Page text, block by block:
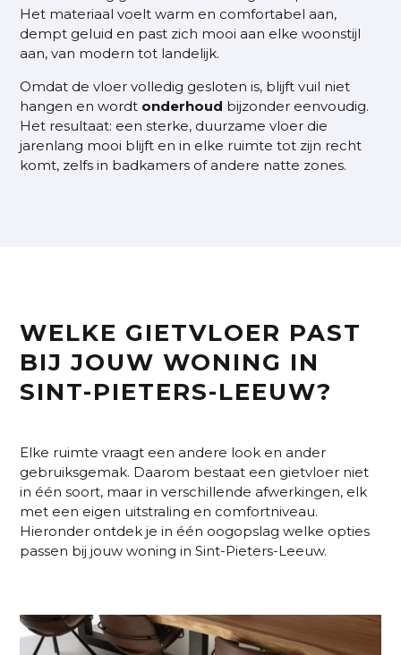
Het materiaal voelt warm en comfortabel aan,
dempt geluid en past zich mooi aan elke woonstijl
aan, van modern tot landelijk.
Omdat de vloer volledig gesloten is, blijft vuil niet
hangen en wordt onderhoud bijzonder eenvoudig.
Het resultaat: een sterke, duurzame vloer die
jarenlang mooi blijft en in elke ruimte tot zijn recht
komt, zelfs in badkamers of andere natte zones.
WELKE GIETVLOER PAST
BIJ JOUW WONING IN
SINT-PIETERS-LEEUW?
Elke ruimte vraagt een andere look en ander
gebruiksgemak. Daarom bestaat een gietvloer niet
in één soort, maar in verschillende afwerkingen, elk
met een eigen uitstraling en comfortniveau.
Hieronder ontdek je in één oogopslag welke opties
passen bij jouw woning inSint-Pieters-Leeuw.